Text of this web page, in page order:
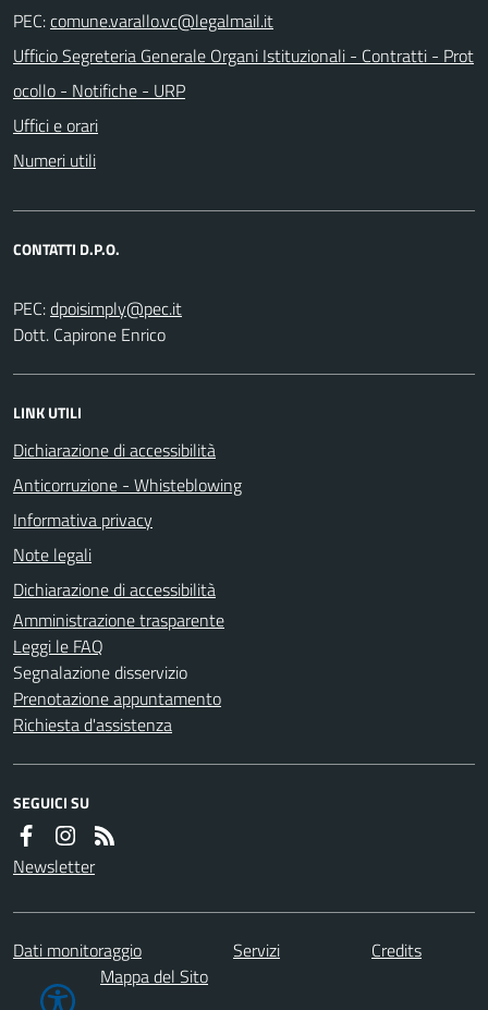
PEC:
Ufficio Segreteria Generale Organi Istituzionali - Contratti - Prot
ocollo - Notifiche - URP
Uffici e orari
Numeri utili
CONTATTI D.P.O.
PEC:
Dott. Capirone Enrico
LINK UTILI
Dichiarazione di accessibilità
Anticorruzione - Whisteblowing
Informativa privacy
Note legali
Dichiarazione di accessibilità
Amministrazione trasparente
Leggi le FAQ
Segnalazione disservizio
Prenotazione appuntamento
Richiesta d'assistenza
SEGUICI SU
Newsletter
Dati monitoraggio Servizi
Credits
Mappa del Sito